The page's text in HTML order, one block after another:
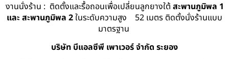
งานนั่งร้าน : ติดตั้งและรื้อถอนเพื่อเปลี่ยนลูกยางใต้ สะพานภูมิพล 1
และ สะพานภูมิพล 2ในระดับความสูง 52 เมตร ติดตั้งนั่งร้านแบบ
มาตรฐาน
บริษัท บีแอลซีพี เพาเวอร์ จำกัด ระยอง